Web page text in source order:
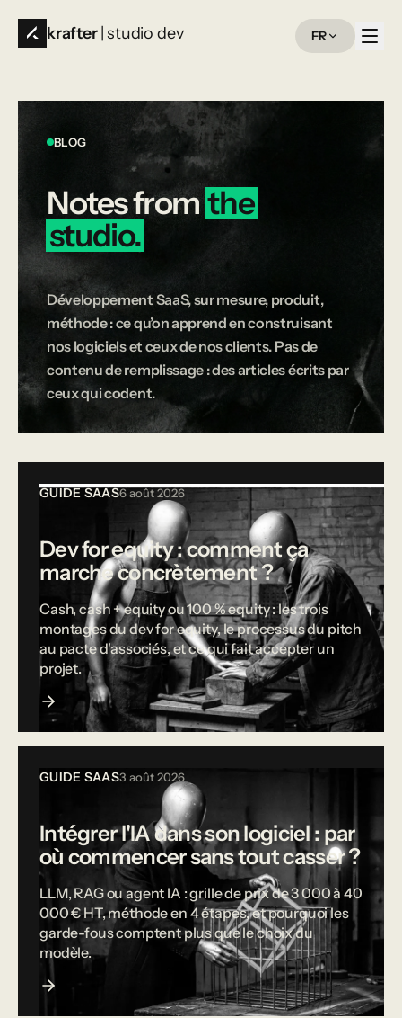
krafter | studio dev FR
BLOG
Notesfrom the
studio.
Développement SaaS, sur mesure, produit,
méthode : ce qu’on apprend en construisant
nos logiciels et ceux de nos clients. Pas de
contenu de remplissage : des articles écrits par
ceux qui codent.
GUIDE SAAS6 août 2026
Dev for equity : comment ça
marche concrètement ?
Cash, cash + equity ou 100 % equity : les trois
montages du dev for equity, le processus du pitch
au pacte d'associés, et ce qui fait accepter un
projet.
GUIDE SAAS3 août 2026
Intégrer l'IA dans son logiciel : par
où commencer sans tout casser ?
LLM, RAG ou agent IA : grille de prix de 3 000 à 40
000 € HT, méthode en 4 étapes, et pourquoi les
garde-fous comptent plus que le choix du
modèle.